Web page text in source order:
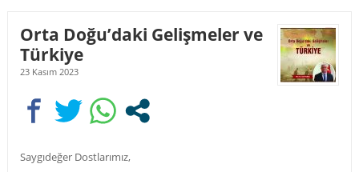
Orta Doğu’daki Gelişmeler ve
Türkiye
23 Kasım 2023
Saygıdeğer Dostlarımız,